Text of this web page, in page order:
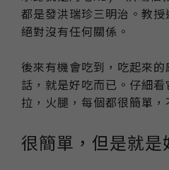
都是發洪瑞珍三明治。教
絕對沒有任何關係。
後來有機會吃到，吃起來
話，就是好吃而已。仔細
拉，火腿，每個都很簡單，
很簡單，但是就是